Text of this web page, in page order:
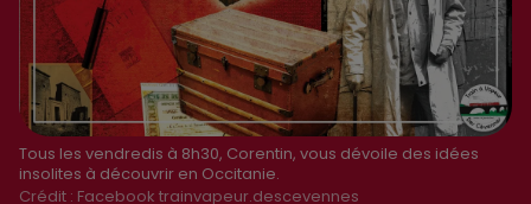
Tous les vendredis à 8h30, Corentin, vous dévoile des idées
insolites à découvrir en Occitanie.
Crédit : Facebook trainvapeur.descevennes